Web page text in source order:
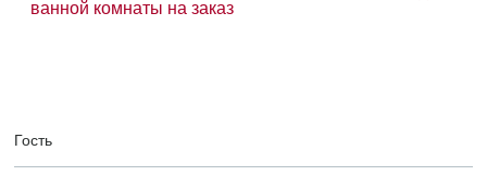
ванной комнаты на заказ
Гость